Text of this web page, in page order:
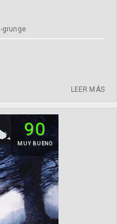
grunge
LEER MÁS
90
MUY BUENO